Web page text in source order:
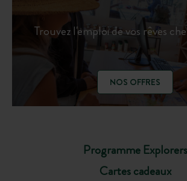
Programme Explorers
Cartes cadeaux
Trouvez l'emploi de vos rêves
NOS OFFRES